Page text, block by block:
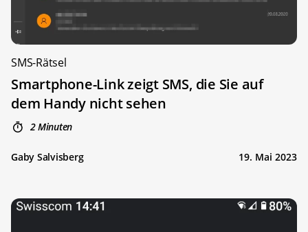
SMS-Rätsel
Smartphone-Link zeigt SMS, die Sie auf
dem Handy nicht sehen
2 Minuten
Gaby Salvisberg 19. Mai 2023